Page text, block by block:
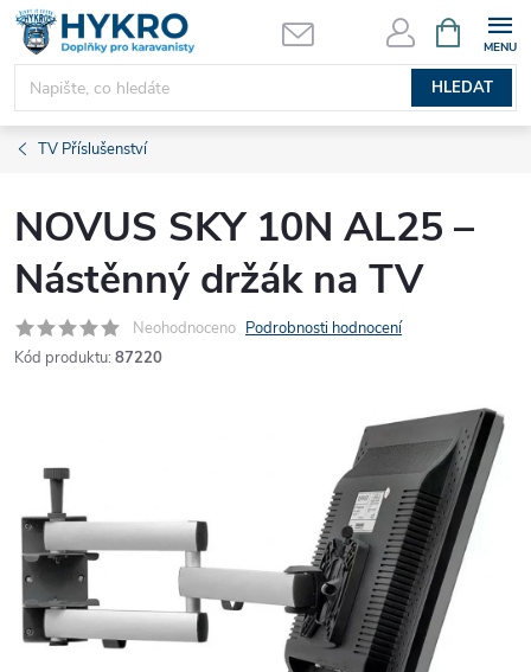
Přejít
obsah
HLEDAT
NÁKUPNÍ
KOŠÍK
TV Příslušenství
NOVUS SKY 10N AL25 –
Nástěnný držák na TV
Neohodnoceno Podrobnosti hodnocení
Kód produktu: 87220